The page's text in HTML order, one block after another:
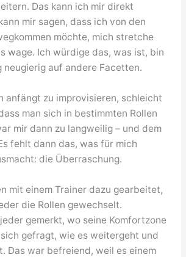
Das kann ich mir direkt
mir sagen, dass ich von den
möchte, mich stretche
wage. Ich würdige das, was ist, bin
neugierig auf andere Facetten.
anfängt zu improvisieren, schleicht
man sich in bestimmten Rollen
mir dann zu langweilig – und dem
fehlt dann das, was für mich
die Überraschung.
mit einem Trainer dazu gearbeitet,
die Rollen gewechselt.
gemerkt, wo seine Komfortzone
gefragt, wie es weitergeht und
Das war befreiend, weil es einem